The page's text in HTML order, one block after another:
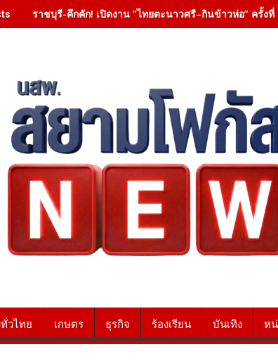
ราชบุรี-คึกคัก! เปิดงาน “ไทยตะนาวศรี–กินข้าวห่อ” ครั้ง
วไทย เกษตร ธุรกิจ ร้องเรียน บันเทิง ห